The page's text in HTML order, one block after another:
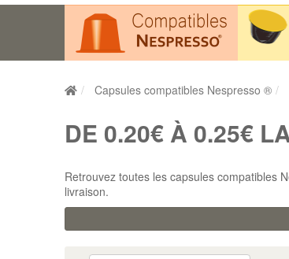
Capsules compatibles Nespresso ®
DE 0.20€ À 0.25€
Retrouvez toutes les capsules compatibles
livraison.